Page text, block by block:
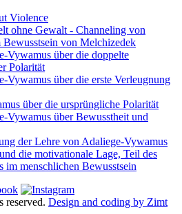
Violence
ohne Gewalt - Channeling von
von Melchizedek
Vywamus über die doppelte
Polarität
Vywamus über die erste Verleugnung
über die ursprüngliche Polarität
Vywamus über Bewusstheit und
der Lehre von Adaliege-Vywamus
die motivationale Lage, Teil des
im menschlichen Bewusstsein
reserved. Design and coding by Zimt